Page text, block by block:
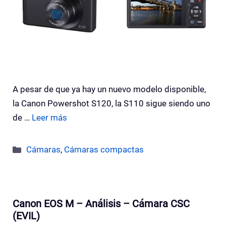
A pesar de que ya hay un nuevo modelo disponible,
la Canon Powershot S120, la S110 sigue siendo uno
de … Leer más
Categorías
Cámaras, Cámaras compactas
Canon EOS M – Análisis – Cámara CSC
(EVIL)